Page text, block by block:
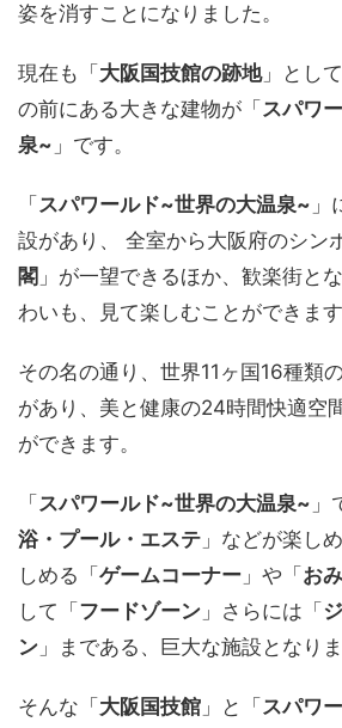
姿を消すことになりました。
現在も「 大阪国技館の跡地」とし
の前にある大きな建物が「 スパワ
泉~ 」です。
「 スパワールド~世界の大温泉~ 」
設があり、 全室から大阪府のシン
閣 」が一望できるほか、歓楽街と
わいも、見て楽しむことができます
その名の通り、世界11ヶ国16種類の
があり、美と健康の24時間快適空
ができます。
「 スパワールド~世界の大温泉~ 」
浴・プール・エステ 」などが楽し
しめる「 ゲームコーナー 」や「 お
して「 フードゾーン 」さらには「
ン 」まである、巨大な施設となりま
そんな「 大阪国技館 」と「 スパワ